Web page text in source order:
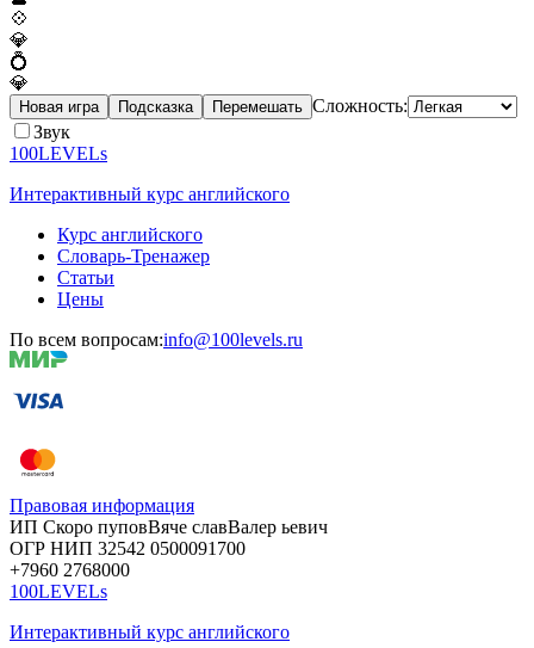
💠
💎
💍
💎
Новая игра Подсказка Перемешать Сложность:
Звук
100LEVELs
Интерактивный курс английского
Курс английского
Словарь-Тренажер
Статьи
Цены
По всем вопросам:info@100levels.ru
Правовая информация
ИП Скоро пуповВяче славВалер ьевич
ОГР НИП 32542 0500091700
+7960 2768000
100LEVELs
Интерактивный курс английского